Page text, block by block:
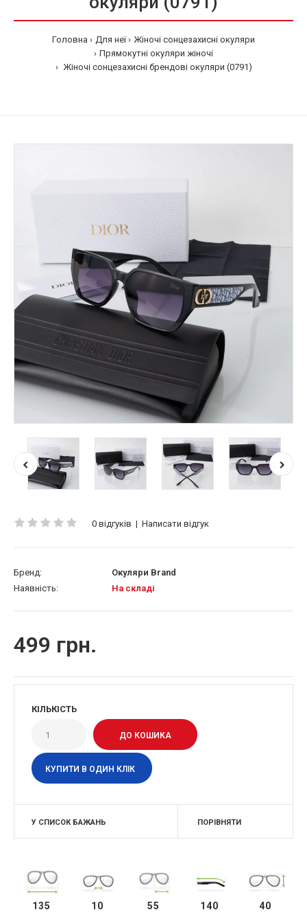
Головна Для неї
Жіночі сонцезахисні окуляри
Прямокутні окуляри жіночі
Жіночі сонцезахисні брендові окуляри (0791)
0 відгуків | Написати відгук
Бренд:
Окуляри Brand
Наявність:
На складі
499 грн.
КІЛЬКІСТЬ
КУПИТИ В ОДИН КЛІК
У СПИСОК БАЖАНЬ ПОРІВНЯТИ
135 10 55 140 40